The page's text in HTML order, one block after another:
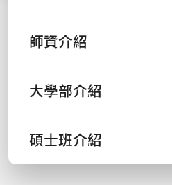
師資介紹
大學部介紹
碩士班介紹